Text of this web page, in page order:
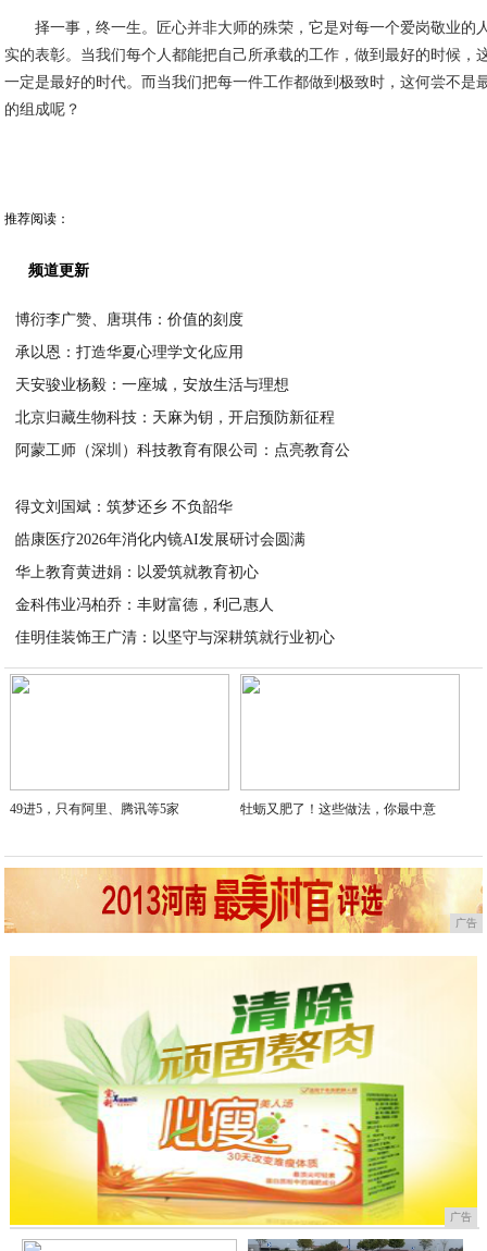
择一事，终一生。匠心并非大师的殊荣，它是对每一个爱岗敬业的
实的表彰。当我们每个人都能把自己所承载的工作，做到最好的时候，
一定是最好的时代。而当我们把每一件工作都做到极致时，这何尝不是
的组成呢？
推荐阅读：
频道更新
博衍李广赞、唐琪伟：价值的刻度
承以恩：打造华夏心理学文化应用
天安骏业杨毅：一座城，安放生活与理想
北京归藏生物科技：天麻为钥，开启预防新征程
阿蒙工师（深圳）科技教育有限公司：点亮教育公
得文刘国斌：筑梦还乡 不负韶华
皓康医疗2026年消化内镜AI发展研讨会圆满
华上教育黄进娟：以爱筑就教育初心
金科伟业冯柏乔：丰财富德，利己惠人
佳明佳装饰王广清：以坚守与深耕筑就行业初心
2026-04-28
49进5，只有阿里、腾讯等5家 牡蛎又肥了！这些做法，你最中意
广告
广告